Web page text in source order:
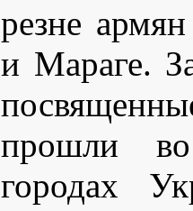
резне
и Мараге.
прошли
городах